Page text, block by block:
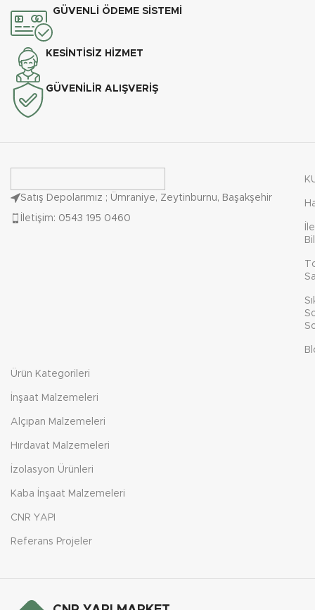
GÜVENLİ ÖDEME SİSTEMİ
KESİNTİSİZ HİZMET
GÜVENİLİR ALIŞVERİŞ
Satış Depolarımız ; Ümraniye, Zeytinburnu, Başakşehir
İletişim: 0543 195 0460
Ürün Kategorileri
İnşaat Malzemeleri
Alçıpan Malzemeleri
Hırdavat Malzemeleri
İzolasyon Ürünleri
Kaba İnşaat Malzemeleri
CNR YAPI
Referans Projeler